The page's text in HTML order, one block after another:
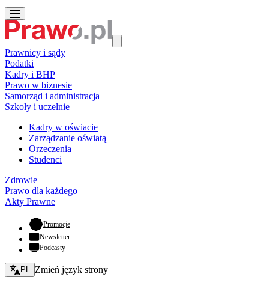
Prawnicy i sądy
Podatki
Kadry i BHP
Prawo w biznesie
Samorząd i administracja
Szkoły i uczelnie
Kadry w oświacie
Zarządzanie oświatą
Orzeczenia
Studenci
Zdrowie
Prawo dla każdego
Akty Prawne
Promocje- otwiera się w nowej karcie
Newsletter
Podcasty
Zmień język - bieżący:
PL Zmień język strony